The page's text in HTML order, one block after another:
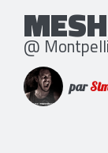
@
par